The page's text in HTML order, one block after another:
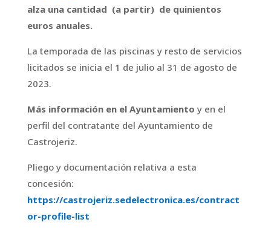
alza una cantidad (a partir) de quinientos
euros anuales.
La temporada de las piscinas y resto de servicios
licitados se inicia el 1 de julio al 31 de agosto de
2023.
Más información en el Ayuntamiento y en el
perfil del contratante del Ayuntamiento de
Castrojeriz.
Pliego y documentación relativa a esta
concesión:
https://castrojeriz.sedelectronica.es/contract
or-profile-list